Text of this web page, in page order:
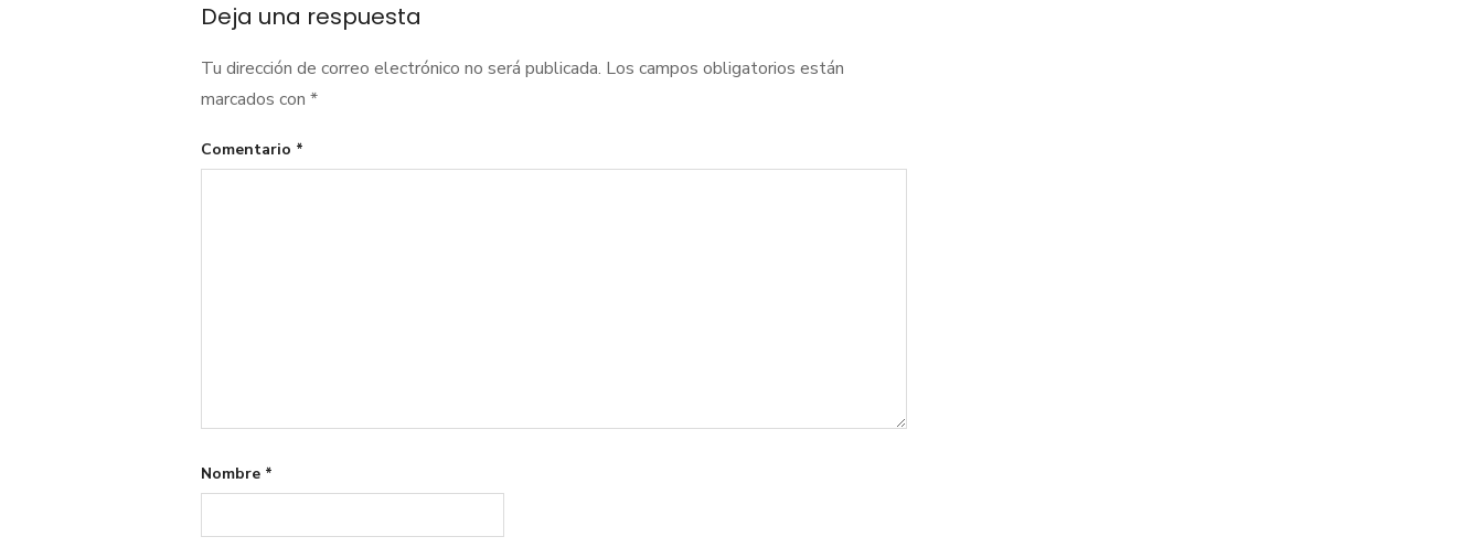
Deja una respuesta
Tu dirección de correo electrónico no será publicada. Los campos obligatorios están
marcados con *
Comentario *
Nombre *